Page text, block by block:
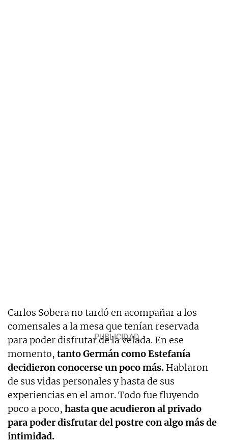
Carlos Sobera no tardó en acompañar a los
comensales a la mesa que tenían reservada
para poder disfrutar de la velada. En ese
momento, tanto Germán como Estefanía
decidieron conocerse un poco más. Hablaron
de sus vidas personales y hasta de sus
experiencias en el amor. Todo fue fluyendo
poco a poco, hasta que acudieron al privado
para poder disfrutar del postre con algo más de
intimidad.